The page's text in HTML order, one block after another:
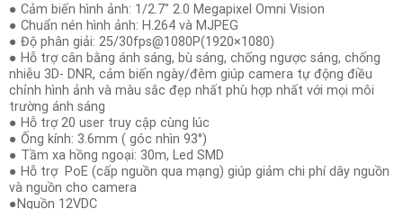
● Cảm biến hình ảnh: 1/2.7″ 2.0 Megapixel Omni Vision
● Chuẩn nén hình ảnh: H.264 và MJPEG
● Độ phân giải: 25/30fps@1080P(1920×1080)
● Hỗ trợ cân bằng ánh sáng, bù sáng, chống ngược sáng, chống
nhiễu 3D- DNR, cảm biến ngày/đêm giúp camera tự động điều
chỉnh hình ảnh và màu sắc đẹp nhất phù hợp nhất với mọi môi
trường ánh sáng
● Hỗ trợ 20 user truy cập cùng lúc
● Ống kính: 3.6mm ( góc nhìn 93°)
● Tầm xa hồng ngoại: 30m, Led SMD
● Hỗ trợ PoE (cấp nguồn qua mạng) giúp giảm chi phí dây nguồn
và nguồn cho camera
●Nguồn 12VDC